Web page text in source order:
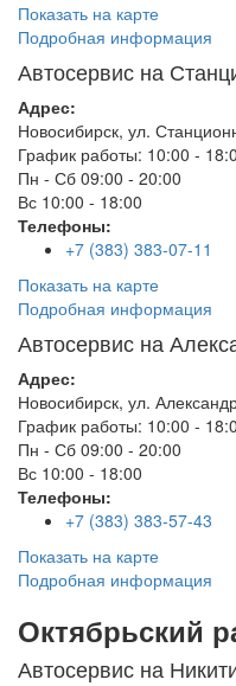
Показать на карте
Подробная информация
Автосервис на
Адрес:
Новосибирск, ул.
График работы: 10:00 -
Пн - Сб 09:00 - 20:00
Вс 10:00 - 18:00
Телефоны:
+7 (383) 383-07-11
Показать на карте
Подробная информация
Автосервис на
Адрес:
Новосибирск, ул.
График работы: 10:00 -
Пн - Сб 09:00 - 20:00
Вс 10:00 - 18:00
Телефоны:
+7 (383) 383-57-43
Показать на карте
Подробная информация
Октябрьский
Автосервис на